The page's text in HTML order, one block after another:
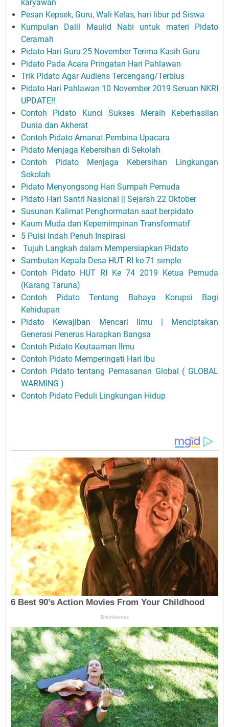
karyawan
Pesan Kepsek, Guru, Wali Kelas, hari libur pd Siswa
Kumpulan Dalil Maulid Nabi untuk materi Pidato
Ceramah
Pidato Hari Guru 25 November Terima Kasih Guru
Pidato Pada Acara Pringatan Hari Pahlawan
Trik Pidato Agar Audiens Tercengang/Terbius
Pidato Hari Pahlawan 10 November 2019 Seruan NKRI
UPDATE!!
Contoh Pidato Kunci Sukses Meraih Keberhasilan
Dunia dan Akherat
Contoh Pidato Amanat Pembina Upacara
Pidato Menjaga Kebersihan di Sekolah
Contoh Pidato Menjaga Kebersihan Lingkungan
Sekolah
Pidato Menyongsong Hari Sumpah Pemuda
Pidato Hari Santri Nasional || Sejarah 22 Oktober
Susunan Kalimat Penghormatan saat berpidato
Kaum Muda dan Kepemimpinan Transformatif
5 Puisi Indah Penuh Inspirasi
Tujuh Langkah dalam Mempersiapkan Pidato
Sambutan Kepala Desa HUT RI ke 71 simple
Contoh Pidato HUT RI Ke 74 2019 Ketua Pemuda
(Karang Taruna)
Contoh Pidato Tentang Bahaya Korupsi Bagi
Kehidupan
Pidato Kewajiban Mencari Ilmu | Menciptakan
Generasi Penerus Harapkan Bangsa
Contoh Pidato Keutaaman Ilmu
Contoh Pidato Memperingati Hari Ibu
Contoh Pidato tentang Pemasanan Global ( GLOBAL
WARMING )
Contoh Pidato Peduli Lingkungan Hidup